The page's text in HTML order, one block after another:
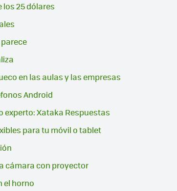
25 dólares
en las aulas y las empresas
Android
experto: Xataka Respuestas
para tu móvil o tablet
cámara con proyector
el horno